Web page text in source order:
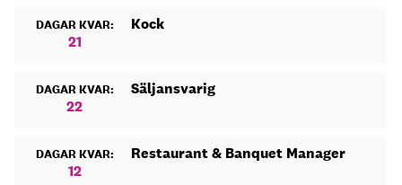
DAGAR KVAR:
21
Kock
DAGAR KVAR:
22
Säljansvarig
DAGAR KVAR:
12
Restaurant & Banquet Manager